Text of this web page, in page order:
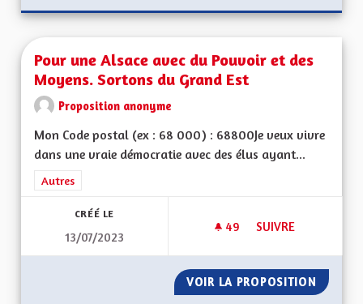
Pour une Alsace avec du Pouvoir et des
Moyens. Sortons du Grand Est
Proposition anonyme
Mon Code postal (ex : 68 000) : 68800Je veux vivre
dans une vraie démocratie avec des élus ayant...
Filtrer les résultats de la catégorie : Autres
Autres
CRÉÉ LE
13/07/2023
49 49 ABONNÉS
SUIVRE
VOIR LA PROPOSITION POUR